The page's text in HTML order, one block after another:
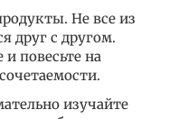
Не все из
друг с другом.
и повесьте на
изучайте